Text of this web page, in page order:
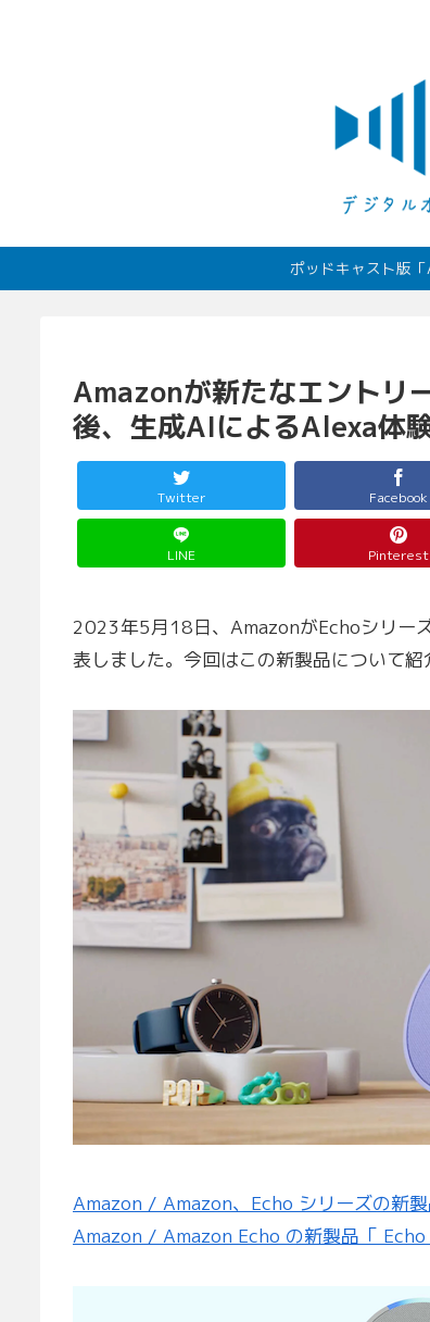
ポッドキャスト版
Amazonが新たなエントリ
後、生成AIによるAlexa体
Twitter Facebook
LINE Pinterest
2023年5月18日、AmazonがEchoシリー
表しました。今回はこの新製品について紹
Amazon / Amazon、Echo シリーズの新
Amazon / Amazon Echo の新製品「